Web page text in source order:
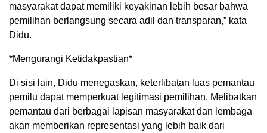
masyarakat dapat memiliki keyakinan lebih besar bahwa
pemilihan berlangsung secara adil dan transparan,” kata
Didu.
*Mengurangi Ketidakpastian*
Di sisi lain, Didu menegaskan, keterlibatan luas pemantau
pemilu dapat memperkuat legitimasi pemilihan. Melibatkan
pemantau dari berbagai lapisan masyarakat dan lembaga
akan memberikan representasi yang lebih baik dari